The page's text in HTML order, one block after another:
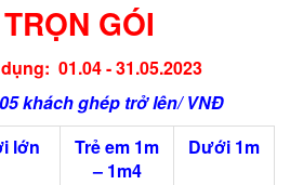
GÓI
01.04 - 31.05.2023
khách ghép trở lên/ VNĐ
lớn
Trẻ em 1m
– 1m4
Dưới 1m